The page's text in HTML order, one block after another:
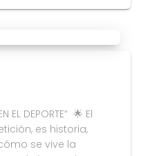
EL DEPORTE“ 🌟 El
es historia,
se vive la